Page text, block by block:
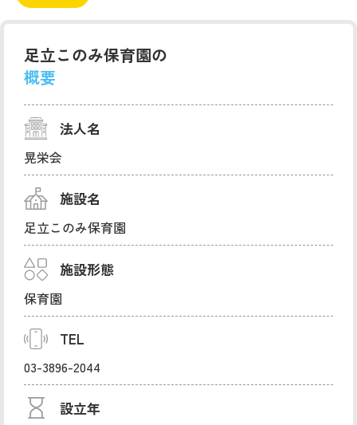
足立このみ保育園の
概要
法人名
晃栄会
施設名
足立このみ保育園
施設形態
保育園
TEL
03-3896-2044
設立年